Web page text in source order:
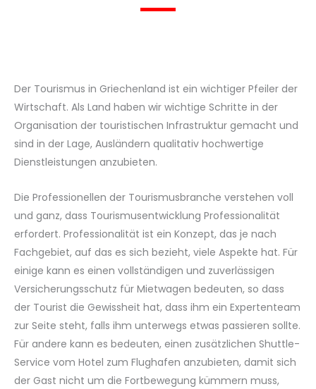
Der Tourismus in Griechenland ist ein wichtiger Pfeiler der
Wirtschaft. Als Land haben wir wichtige Schritte in der
Organisation der touristischen Infrastruktur gemacht und
sind in der Lage, Ausländern qualitativ hochwertige
Dienstleistungen anzubieten.
Die Professionellen der Tourismusbranche verstehen voll
und ganz, dass Tourismusentwicklung Professionalität
erfordert. Professionalität ist ein Konzept, das je nach
Fachgebiet, auf das es sich bezieht, viele Aspekte hat. Für
einige kann es einen vollständigen und zuverlässigen
Versicherungsschutz für Mietwagen bedeuten, so dass
der Tourist die Gewissheit hat, dass ihm ein Expertenteam
zur Seite steht, falls ihm unterwegs etwas passieren sollte.
Für andere kann es bedeuten, einen zusätzlichen Shuttle-
Service vom Hotel zum Flughafen anzubieten, damit sich
der Gast nicht um die Fortbewegung kümmern muss,